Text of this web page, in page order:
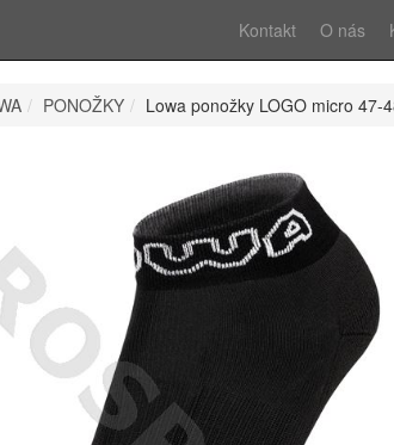
Kontakt O nás
PONOŽKY Lowa ponožky LOGO micro 47-